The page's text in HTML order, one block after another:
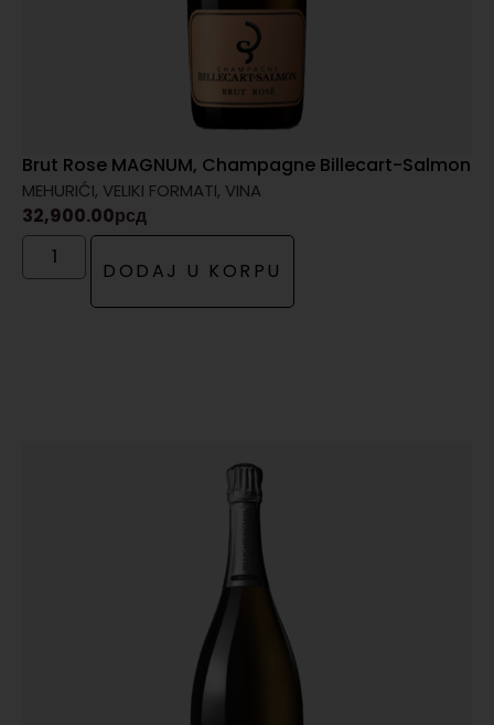
Brut Rose MAGNUM, Champagne Billecart-Salmon
MEHURIĆI, VELIKI FORMATI, VINA
32,900.00рсд
DODAJ U KORPU